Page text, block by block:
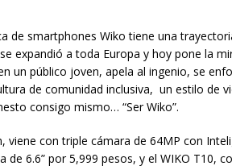
de smartphones Wiko tiene una
expandió a toda Europa y hoy pone la
un público joven, apela al ingenio, se
de comunidad inclusiva, un estilo de
consigo mismo… “Ser Wiko”.
viene con triple cámara de 64MP con
de 6.6” por 5,999 pesos, y el WIKO T10,